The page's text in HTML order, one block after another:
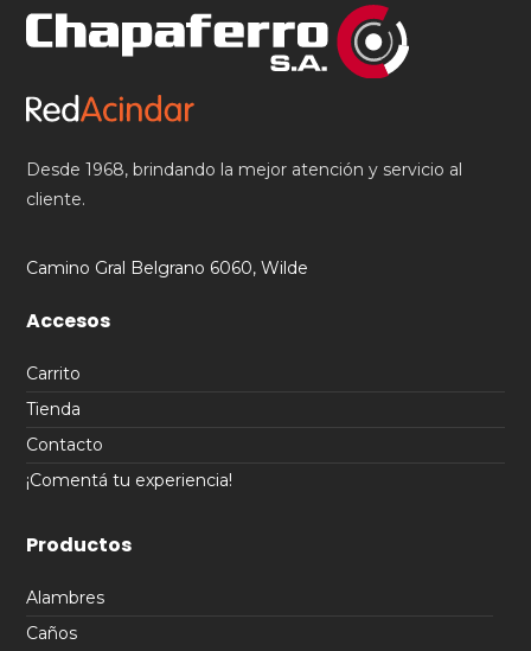
Desde 1968, brindando la mejor atención y servicio al
cliente.
Camino Gral Belgrano 6060, Wilde
Accesos
Carrito
Tienda
Contacto
¡Comentá tu experiencia!
Productos
Alambres
Caños